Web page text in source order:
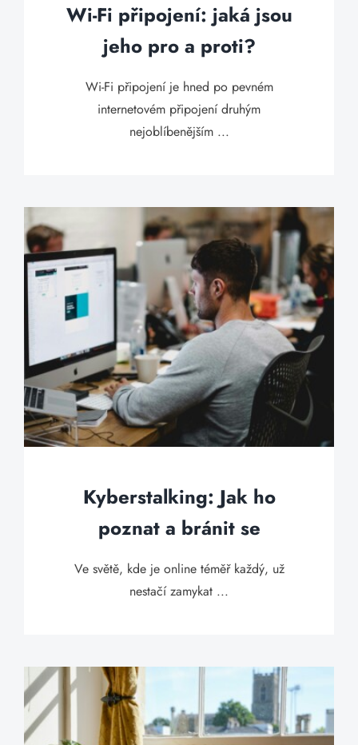
Wi-Fi připojení: jaká jsou
jeho pro a proti?
Wi-Fi připojení je hned po pevném
internetovém připojení druhým
nejoblíbenějším ...
Kyberstalking: Jak ho
poznat a bránit se
Ve světě, kde je online téměř každý, už
nestačí zamykat ...